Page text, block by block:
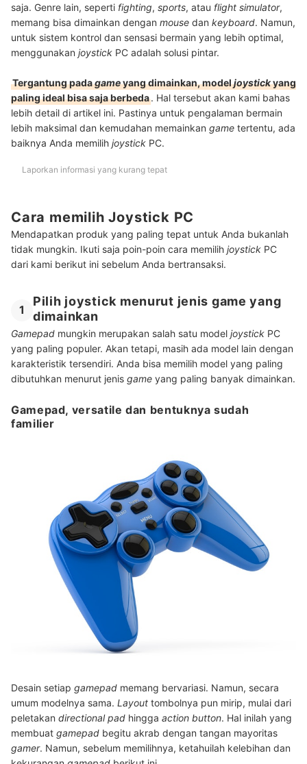
saja. Genre lain, seperti fighting, sports, atau flight simulator,
memang bisa dimainkan dengan mouse dan keyboard. Namun,
untuk sistem kontrol dan sensasi bermain yang lebih optimal,
menggunakan joystick PC adalah solusi pintar.
Tergantung padagameyang dimainkan, modeljoystickyang
paling ideal bisa saja berbeda. Hal tersebut akan kami bahas
lebih detail di artikel ini. Pastinya untuk pengalaman bermain
lebih maksimal dan kemudahan memainkan game tertentu, ada
baiknya Anda memilih joystick PC.
Laporkan informasi yang kurang tepat
Cara memilih Joystick PC
Mendapatkan produk yang paling tepat untuk Anda bukanlah
tidak mungkin. Ikuti saja poin-poin cara memilih joystick PC
dari kami berikut ini sebelum Anda bertransaksi.
1
Pilih joystick menurut jenis game yang
dimainkan
Gamepad mungkin merupakan salah satu model joystick PC
yang paling populer. Akan tetapi, masih ada model lain dengan
karakteristik tersendiri. Anda bisa memilih model yang paling
dibutuhkan menurut jenis game yang paling banyak dimainkan.
Gamepad, versatile dan bentuknya sudah
familier
Desain setiap gamepad memang bervariasi. Namun, secara
umum modelnya sama. Layout tombolnya pun mirip, mulai dari
peletakan directional pad hingga action button. Hal inilah yang
membuat gamepad begitu akrab dengan tangan mayoritas
gamer. Namun, sebelum memilihnya, ketahuilah kelebihan dan